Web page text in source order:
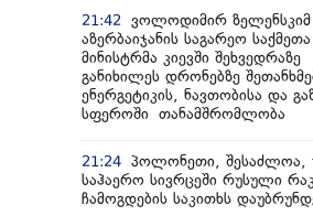
21:42
ვოლოდიმირ
აზერბაიჯანის საგარეო საქმეთა
მინისტრმა კიევში შეხვედრაზე
განიხილეს დრონებზე
ენერგეტიკის, ნავთობისა და
სფეროში თანამშრომლობა
21:24 პოლონეთი, შესაძლოა,
საჰაერო სივრცეში რუსული
ჩამოგდების საკითხს